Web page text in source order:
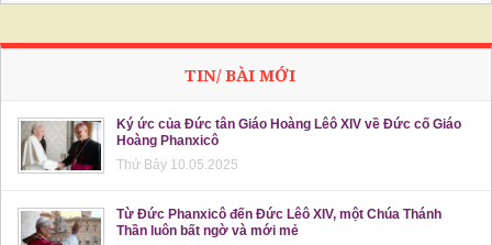
TIN/ BÀI MỚI
Ký ức của Đức tân Giáo Hoàng Lêô XIV về Đức cố Giáo
Hoàng Phanxicô
Thứ Bảy 10.05.2025
Từ Đức Phanxicô đến Đức Lêô XIV, một Chúa Thánh
Thần luôn bất ngờ và mới mẻ